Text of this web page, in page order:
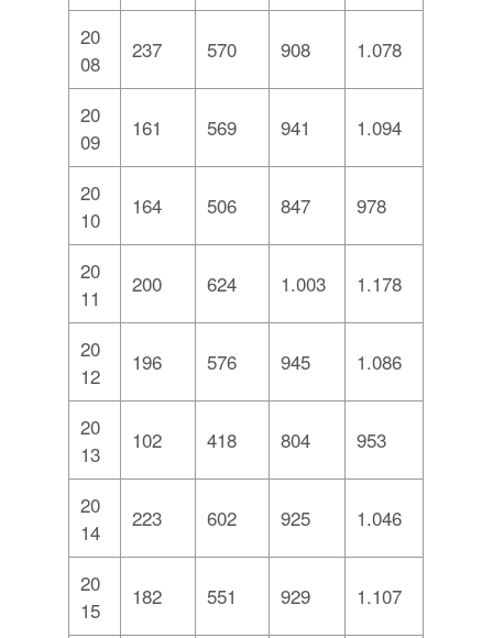
20
08
237 570 908 1.078
20
09
161 569 941 1.094
20
10
164 506 847 978
20
11
200 624 1.003 1.178
20
12
196 576 945 1.086
20
13
102 418 804 953
20
14
223 602 925 1.046
20
15
182 551 929 1.107